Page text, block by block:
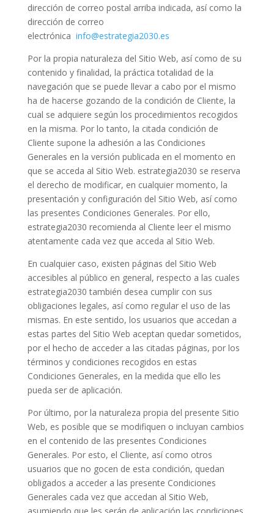
dirección de correo postal arriba indicada, así como la
dirección de correo
electrónica info@estrategia2030.es
Por la propia naturaleza del Sitio Web, así como de su
contenido y finalidad, la práctica totalidad de la
navegación que se puede llevar a cabo por el mismo
ha de hacerse gozando de la condición de Cliente, la
cual se adquiere según los procedimientos recogidos
en la misma. Por lo tanto, la citada condición de
Cliente supone la adhesión a las Condiciones
Generales en la versión publicada en el momento en
que se acceda al Sitio Web. estrategia2030 se reserva
el derecho de modificar, en cualquier momento, la
presentación y configuración del Sitio Web, así como
las presentes Condiciones Generales. Por ello,
estrategia2030 recomienda al Cliente leer el mismo
atentamente cada vez que acceda al Sitio Web.
En cualquier caso, existen páginas del Sitio Web
accesibles al público en general, respecto a las cuales
estrategia2030 también desea cumplir con sus
obligaciones legales, así como regular el uso de las
mismas. En este sentido, los usuarios que accedan a
estas partes del Sitio Web aceptan quedar sometidos,
por el hecho de acceder a las citadas páginas, por los
términos y condiciones recogidos en estas
Condiciones Generales, en la medida que ello les
pueda ser de aplicación.
Por último, por la naturaleza propia del presente Sitio
Web, es posible que se modifiquen o incluyan cambios
en el contenido de las presentes Condiciones
Generales. Por esto, el Cliente, así como otros
usuarios que no gocen de esta condición, quedan
obligados a acceder a las presente Condiciones
Generales cada vez que accedan al Sitio Web,